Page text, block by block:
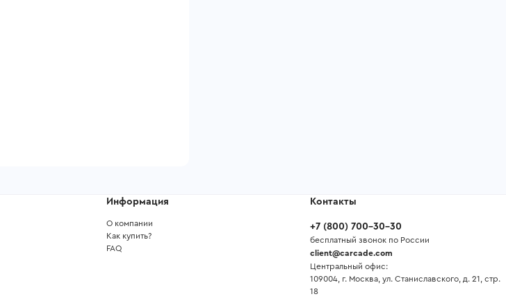
Информация
О компании
Как купить?
FAQ
Контакты
+7 (800) 700-30-30
бесплатный звонок по России
client@carcade.com
Центральный офис:
109004, г. Москва, ул. Станиславского, д. 21, стр.
18